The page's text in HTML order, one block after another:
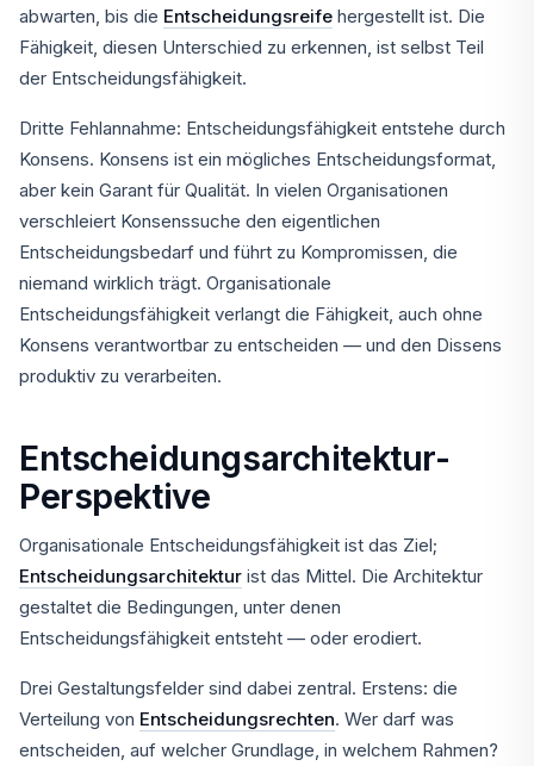
abwarten, bis die Entscheidungsreife hergestellt ist. Die
Fähigkeit, diesen Unterschied zu erkennen, ist selbst Teil
der Entscheidungsfähigkeit.
Dritte Fehlannahme: Entscheidungsfähigkeit entstehe durch
Konsens. Konsens ist ein mögliches Entscheidungsformat,
aber kein Garant für Qualität. In vielen Organisationen
verschleiert Konsenssuche den eigentlichen
Entscheidungsbedarf und führt zu Kompromissen, die
niemand wirklich trägt. Organisationale
Entscheidungsfähigkeit verlangt die Fähigkeit, auch ohne
Konsens verantwortbar zu entscheiden — und den Dissens
produktiv zu verarbeiten.
Entscheidungsarchitektur-
Perspektive
Organisationale Entscheidungsfähigkeit ist das Ziel;
Entscheidungsarchitektur ist das Mittel. Die Architektur
gestaltet die Bedingungen, unter denen
Entscheidungsfähigkeit entsteht — oder erodiert.
Drei Gestaltungsfelder sind dabei zentral. Erstens: die
Verteilung von Entscheidungsrechten. Wer darf was
entscheiden, auf welcher Grundlage, in welchem Rahmen?